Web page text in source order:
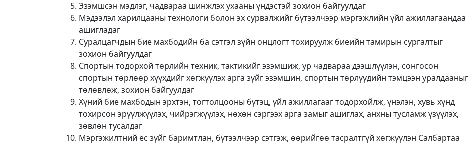
Эзэмшсэн мэдлэг, чадвараа шинжлэх ухааны үндэстэй зохион байгуулдаг
Мэдээлэл харилцааны технологи болон эх сурвалжийг бүтээлчээр мэргэжлийн үйл ажиллагаандаа
ашигладаг
Суралцагчдын бие махбодийн ба сэтгэл зүйн онцлогт тохируулж биеийн тамирын сургалтыг
зохион байгуулдаг
Спортын тодорхой төрлийн техник, тактикийг эзэмшиж, ур чадвараа дээшлүүлэн, сонгосон
спортын төрлөөр хүүхдийг хөгжүүлэх арга зүйг эзэмшин, спортын төрлүүдийн тэмцээн уралдааныг
төлөвлөж, зохион байгуулдаг
Хүний бие махбодын эрхтэн, тогтолцооны бүтэц, үйл ажиллагааг тодорхойлж, үнэлэн, хувь хүнд
тохирсон эрүүлжүүлэх, чийрэгжүүлэх, нөхөн сэргээх арга замыг ашиглах, анхны тусламж үзүүлэх,
зөвлөн тусалдаг
Мэргэжилтний ёс зүйг баримтлан, бүтээлчээр сэтгэж, өөрийгөө тасралтгүй хөгжүүлэн Салбартаа